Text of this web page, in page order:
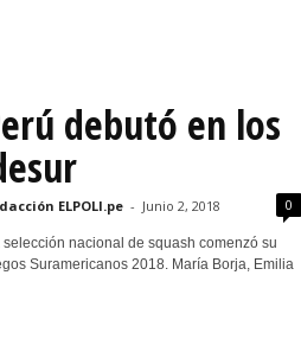
debutó en los
ELPOLI.pe - Junio 2, 2018 0
nacional de squash comenzó su
Suramericanos 2018. María Borja, Emilia